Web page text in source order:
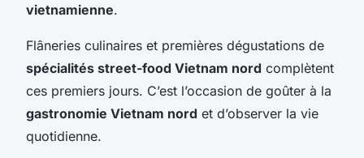
vietnamienne.
Flâneries culinaires et premières dégustations de
spécialités street-food Vietnam nord complètent
ces premiers jours. C’est l’occasion de goûter à la
gastronomie Vietnam nord et d’observer la vie
quotidienne.